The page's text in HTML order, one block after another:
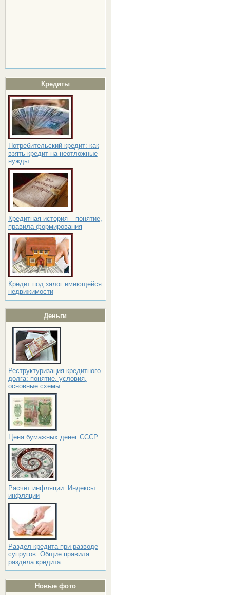
Кредиты
Потребительский кредит: как
взять кредит на неотложные
нужды
Кредитная история – понятие,
правила формирования
Кредит под залог имеющейся
недвижимости
Деньги
Реструктуризация кредитного
долга: понятие, условия,
основные схемы
Цена бумажных денег СССР
Расчёт инфляции. Индексы
инфляции
Раздел кредита при разводе
супругов. Общие правила
раздела кредита
Новые фото